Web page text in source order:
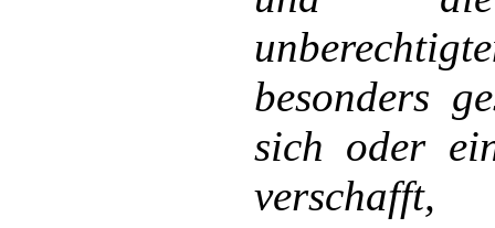
besonders
sich oder